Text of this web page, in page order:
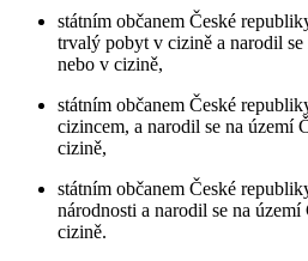
státním občanem České
trvalý pobyt v cizině a narodil
nebo v cizině,
státním občanem České
cizincem, a narodil se na území
cizině,
státním občanem České
národnosti a narodil se na
cizině.